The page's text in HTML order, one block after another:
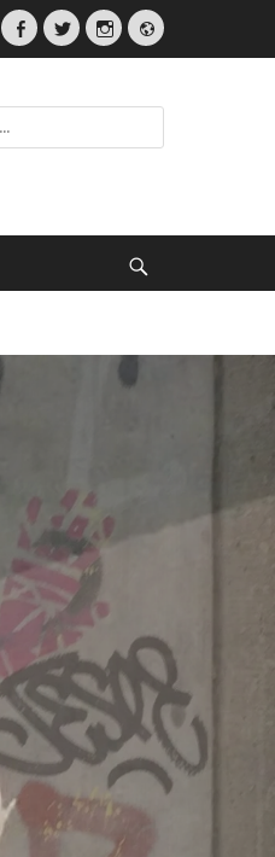
Facebook
TwitterInstagramWebseite